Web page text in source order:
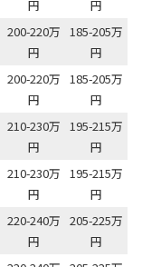
円
円
200-220万
円
185-205万
円
200-220万
円
185-205万
円
210-230万
円
195-215万
円
210-230万
円
195-215万
円
220-240万
円
205-225万
円